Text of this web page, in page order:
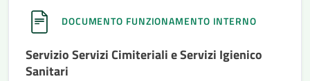
DOCUMENTO FUNZIONAMENTO INTERNO
Servizio Servizi Cimiteriali e Servizi Igienico
Sanitari